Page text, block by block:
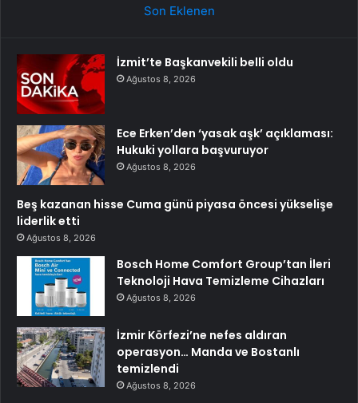
Son Eklenen
İzmit’te Başkanvekili belli oldu
Ağustos 8, 2026
Ece Erken’den ‘yasak aşk’ açıklaması:
Hukuki yollara başvuruyor
Ağustos 8, 2026
Beş kazanan hisse Cuma günü piyasa öncesi yükselişe
liderlik etti
Ağustos 8, 2026
Bosch Home Comfort Group’tan İleri
Teknoloji Hava Temizleme Cihazları
Ağustos 8, 2026
İzmir Körfezi’ne nefes aldıran
operasyon… Manda ve Bostanlı
temizlendi
Ağustos 8, 2026